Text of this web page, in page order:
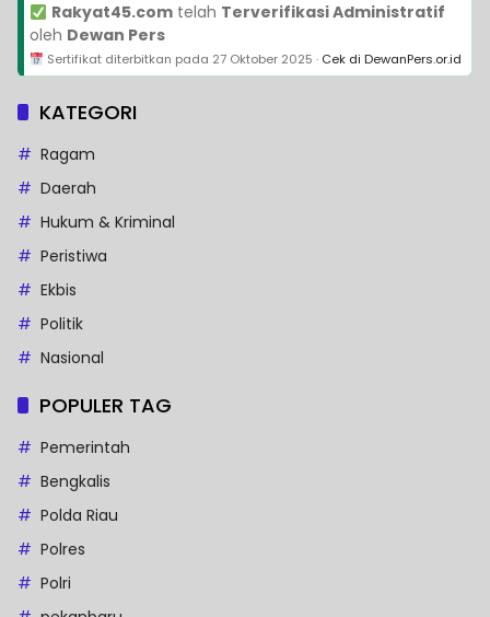
Rakyat45.comtelah Terverifikasi Administratif
oleh Dewan Pers
Sertifikat diterbitkan pada 27 Oktober 2025 · Cek di DewanPers.or.id
KATEGORI
Ragam
Daerah
Hukum & Kriminal
Peristiwa
Ekbis
Politik
Nasional
POPULER TAG
Pemerintah
Bengkalis
Polda Riau
Polres
Polri